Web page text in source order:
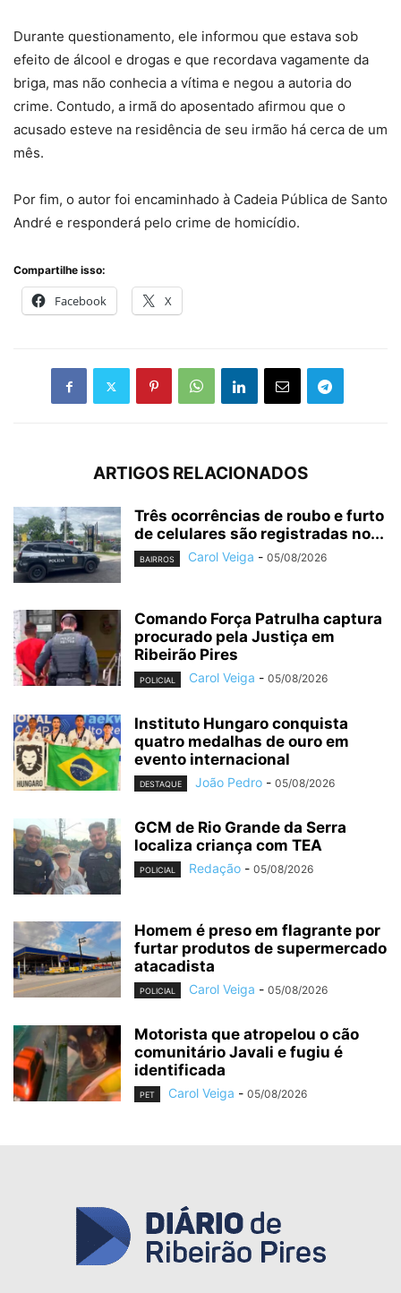
Durante questionamento, ele informou que estava sob
efeito de álcool e drogas e que recordava vagamente da
briga, mas não conhecia a vítima e negou a autoria do
crime. Contudo, a irmã do aposentado afirmou que o
acusado esteve na residência de seu irmão há cerca de um
mês.
Por fim, o autor foi encaminhado à Cadeia Pública de Santo
André e responderá pelo crime de homicídio.
Compartilhe isso:
Facebook X
ARTIGOS RELACIONADOS
Três ocorrências de roubo e furto
de celulares são registradas no...
BAIRROS Carol Veiga - 05/08/2026
Comando Força Patrulha captura
procurado pela Justiça em
Ribeirão Pires
POLICIAL Carol Veiga - 05/08/2026
Instituto Hungaro conquista
quatro medalhas de ouro em
evento internacional
DESTAQUE João Pedro - 05/08/2026
GCM de Rio Grande da Serra
localiza criança com TEA
POLICIAL Redação - 05/08/2026
Homem é preso em flagrante por
furtar produtos de supermercado
atacadista
POLICIAL Carol Veiga - 05/08/2026
Motorista que atropelou o cão
comunitário Javali e fugiu é
identificada
PET Carol Veiga - 05/08/2026